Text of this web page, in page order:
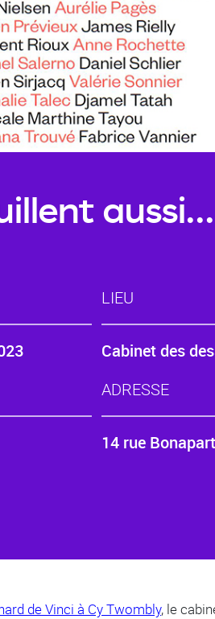
aussi...
LIEU
Cabinet des
ADRESSE
14 rue
de Vinci à Cy Twombly, le